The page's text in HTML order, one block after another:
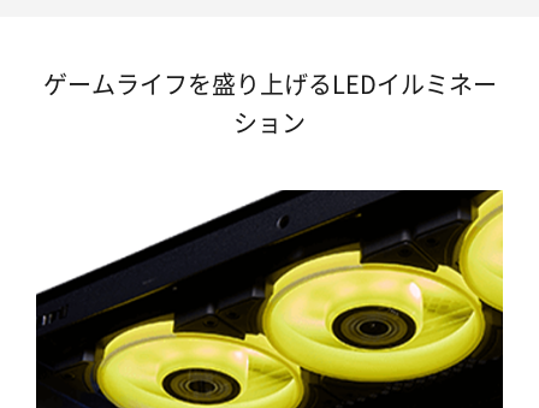
ゲームライフを盛り上げるLEDイルミネー
ション